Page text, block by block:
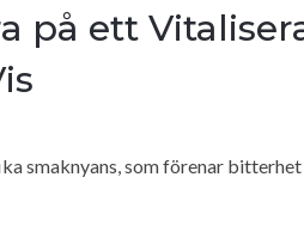
på ett
smaknyans, som förenar